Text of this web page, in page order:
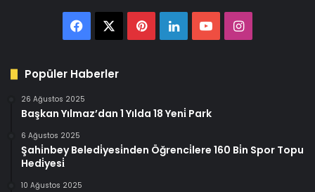
FacebookPinterest
LinkedInYouTubeInstagram
Popüler Haberler
26 Ağustos 2025
Başkan Yılmaz’dan 1 Yılda 18 Yeni̇ Park
6 Ağustos 2025
Şahi̇nbey Beledi̇yesi̇nden Öğrenci̇lere 160 Bi̇n Spor Topu
Hedi̇yesi̇
10 Ağustos 2025